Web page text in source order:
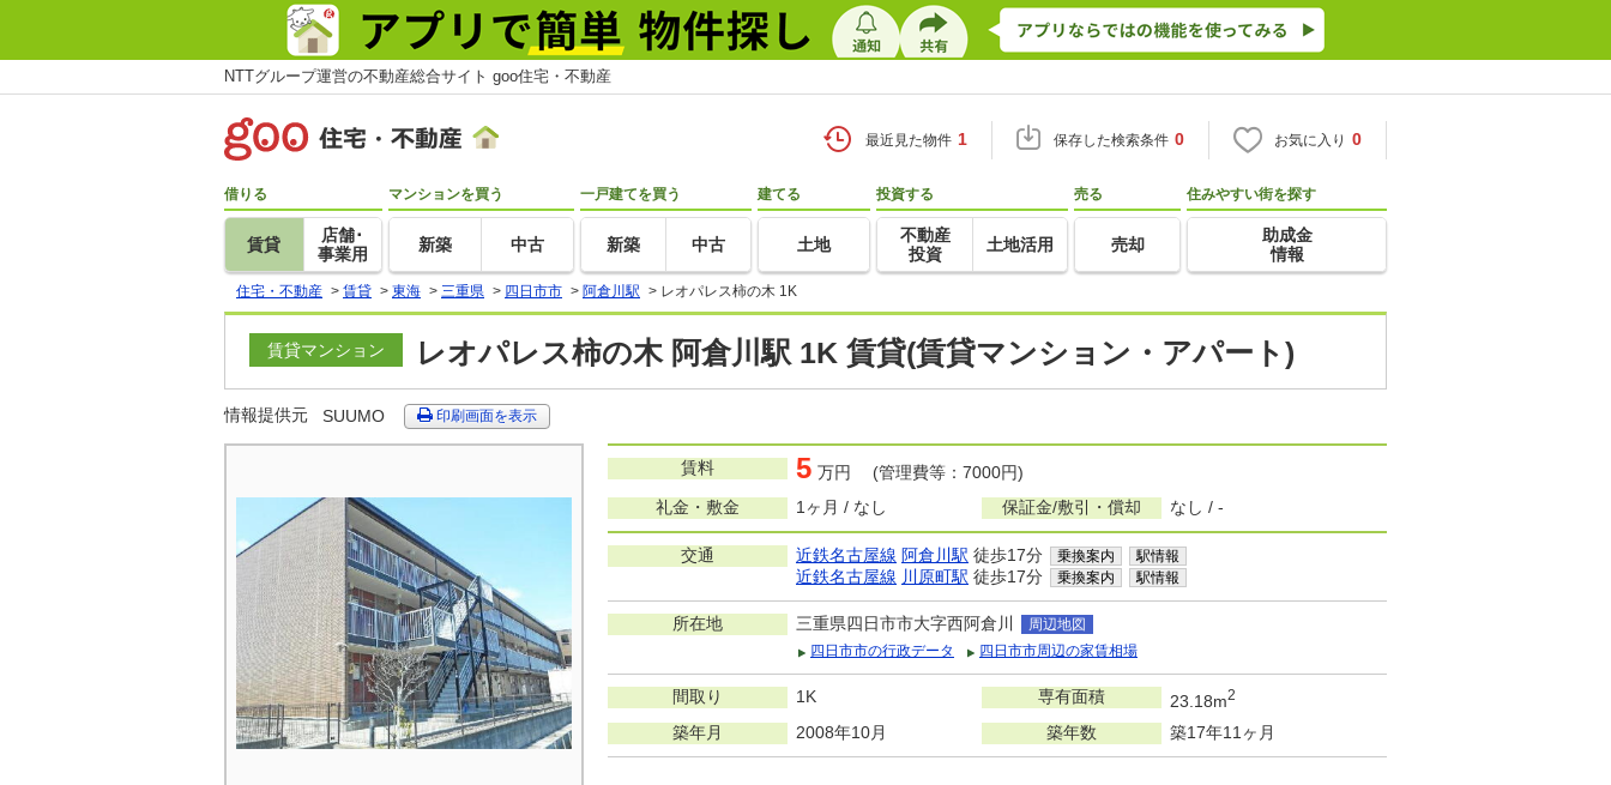
NTTグループ運営の不動産総合サイト goo住宅・不動産
最近見た物件 1 保存した検索条件 0 お気に入り 0
借りる
賃貸
店舗･
事業用
マンションを買う
新築 中古
一戸建てを買う
新築 中古
建てる
土地
投資する
不動産
投資
土地活用
売る
売却
住みやすい街を探す
助成金
情報
住宅・不動産 > 賃貸 > 東海 > 三重県 > 四日市市 > 阿倉川駅 > レオパレス柿の木 1K
賃貸マンション レオパレス柿の木 阿倉川駅 1K 賃貸(賃貸マンション・アパート)
情報提供元 SUUMO 印刷画面を表示
賃料 5 万円 (管理費等：7000円)
礼金・敷金
1ヶ月 / なし 保証金/敷引・償却 なし / -
交通 近鉄名古屋線 阿倉川駅 徒歩17分 乗換案内 駅情報
近鉄名古屋線 川原町駅 徒歩17分 乗換案内 駅情報
所在地 三重県四日市市大字西阿倉川
周辺地図
四日市市の行政データ
四日市市周辺の家賃相場
間取り 1K 専有面積 23.18m2
築年月 2008年10月 築年数 築17年11ヶ月